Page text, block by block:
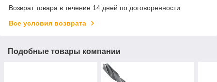
Возврат товара в течение 14 дней по договоренности
Все условия возврата
Подобные товары компании